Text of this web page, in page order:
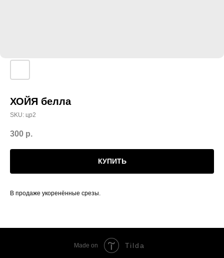
ХОЙЯ белла
SKU: цр2
300 р.
КУПИТЬ
В продаже укоренённые срезы.
Made on Tilda